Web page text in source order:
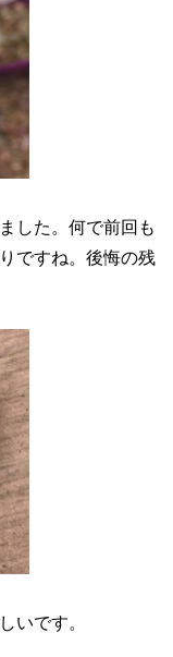
した。何で前回も
ですね。後悔の残
いです。